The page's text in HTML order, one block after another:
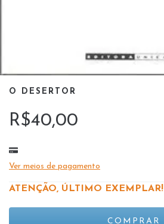
O DESERTOR
R$40,00
Ver meios de pagamento
ATENÇÃO, ÚLTIMO EXEMPLAR!